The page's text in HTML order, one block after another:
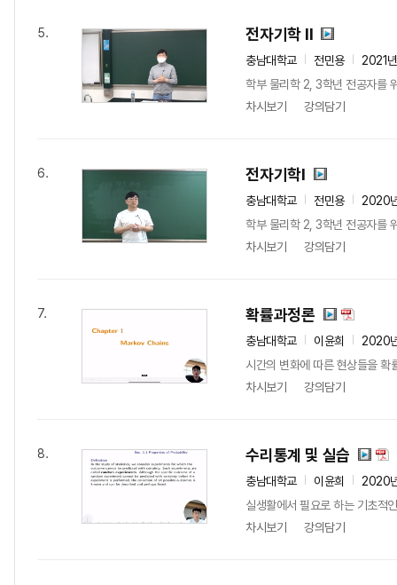
5. 전자기학 II
충남대학교 전민용
2021
학부 물리학 2, 3학년 전공자를
차시보기
강의담기
6. 전자기학I
충남대학교 전민용
2020
학부 물리학 2, 3학년 전공자를
차시보기
강의담기
7. 확률과정론
충남대학교 이윤희
2020
시간의 변화에 따른 현상들을 확
차시보기
강의담기
8. 수리통계 및 실습
충남대학교 이윤희
2020
실생활에서 필요로 하는 기초적
차시보기
강의담기